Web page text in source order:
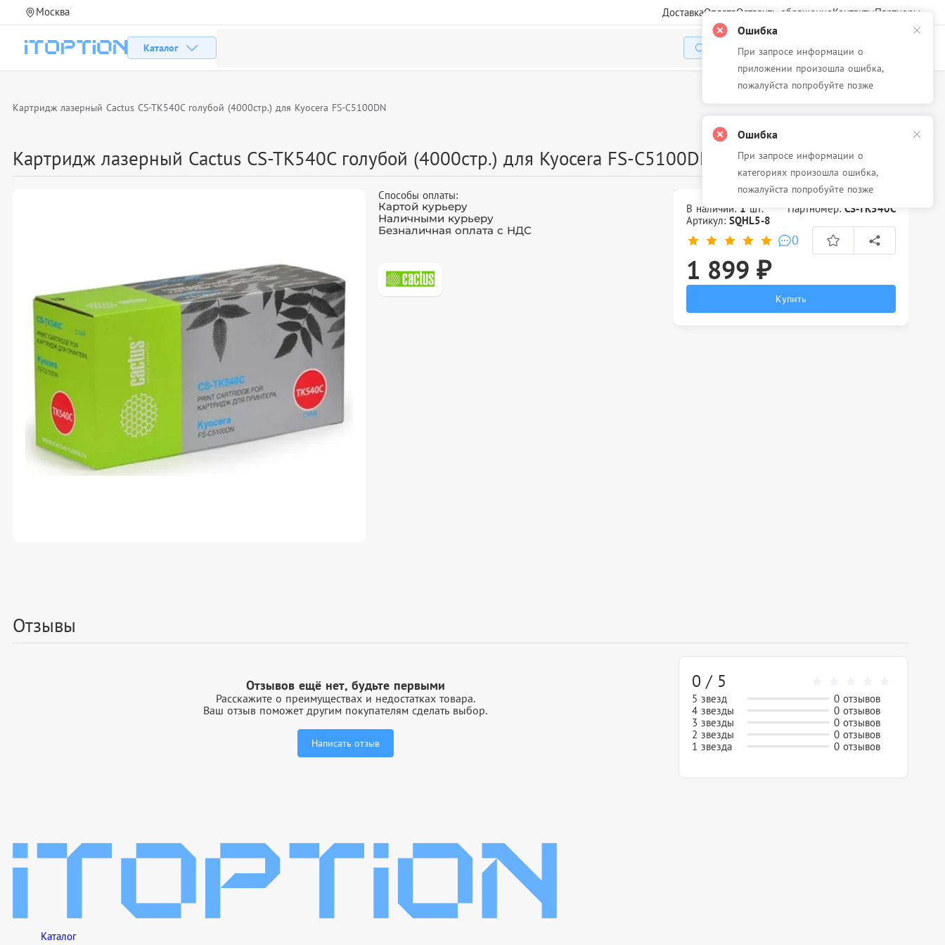
Москва ДоставкаОплатаОставить обращениеКонтактыПартнеры
Каталог
Избранное Корзина
Картридж лазерный Cactus CS-TK540C голубой (4000стр.) для Kyocera FS-C5100DN
Картридж лазерный Cactus CS-TK540C голубой (4000стр.) для Kyocera FS-C5100DN
Способы оплаты:
Картой курьеру
Наличными курьеру
Безналичная оплата с НДС
В наличии: 1 шт. Партномер:CS-TK540C
Артикул: SQHL5-8
0
1 899 ₽
Купить
Отзывы
Отзывов ещё нет, будьте первыми
Расскажите о преимуществах и недостатках товара.
Ваш отзыв поможет другим покупателям сделать выбор.
Написать отзыв
0 / 5
5 звезд
0 отзывов
4 звезды
0 отзывов
3 звезды
0 отзывов
2 звезды
0 отзывов
1 звезда
0 отзывов
Каталог
Ошибка
При запросе информации о
приложении произошла ошибка,
пожалуйста попробуйте позже
Ошибка
При запросе информации о
категориях произошла ошибка,
пожалуйста попробуйте позже